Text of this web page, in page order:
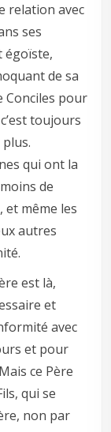
relation avec
ses
égoïste,
de sa
Conciles pour
toujours
qui ont la
de
et même les
autres
est là,
et
avec
et pour
ce Père
qui se
non par